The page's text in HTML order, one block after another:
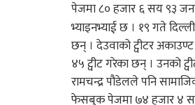
पेजमा ८० हजार ६ सय ९३
भ्याइनभ्याई छ । १९ गते
छन् । देउवाको ट्वीटर
४५ ट्वीट गरेका छन् । उनको
रामचन्द्र पौडेलले पनि
फेसबुक पेजमा ७४ हजार ४